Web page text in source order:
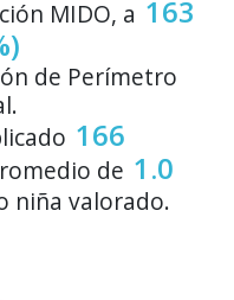
MIDO, a 163
de Perímetro
166
de 1.0
niña valorado.